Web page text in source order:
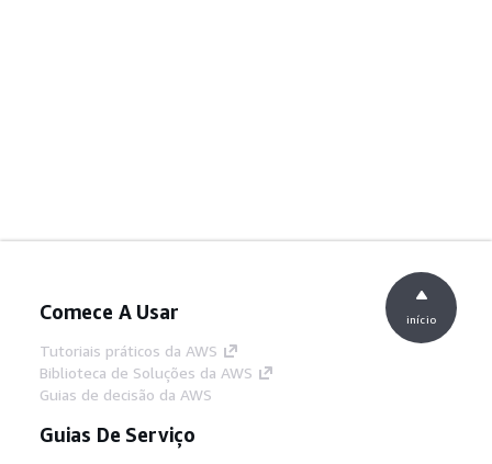
Comece A Usar
Tutoriais práticos da AWS
Biblioteca de Soluções da AWS
Guias de decisão da AWS
Guias De Serviço
início